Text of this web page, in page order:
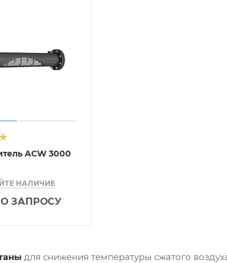
ACW 3000
НАЛИЧИЕ
ЗАПРОСУ
для снижения температуры сжатого